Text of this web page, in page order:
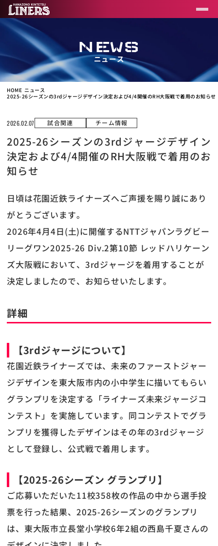
NEWS
ニュース
HOME ニュース
2025-26シーズンの3rdジャージデザイン決定および4/4開催のRH大阪戦で着用のお知らせ
2026.02.07 試合関連 チーム情報
2025-26シーズンの3rdジャージデザイン
決定および4/4開催のRH大阪戦で着用のお
知らせ
日頃は花園近鉄ライナーズへご声援を賜り誠にあり
がとうございます。
2026年4月4日(土)に開催するNTTジャパンラグビー
リーグワン2025-26 Div.2第10節 レッドハリケーン
ズ大阪戦において、3rdジャージを着用することが
決定しましたので、お知らせいたします。
詳細
【3rdジャージについて】
花園近鉄ライナーズでは、未来のファーストジャー
ジデザインを東大阪市内の小中学生に描いてもらい
グランプリを決定する「ライナーズ未来ジャージコ
ンテスト」を実施しています。同コンテストでグラ
ンプリを獲得したデザインはその年の3rdジャージ
として登録し、公式戦で着用します。
【2025-26シーズン グランプリ】
ご応募いただいた11校358枚の作品の中から選手投
票を行った結果、2025-26シーズンのグランプリ
は、東大阪市立長堂小学校6年2組の西島千夏さんの